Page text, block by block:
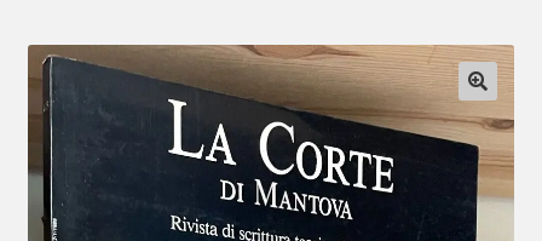
il
menu
child
Desiderata
Checkout
Account
Espandi
il